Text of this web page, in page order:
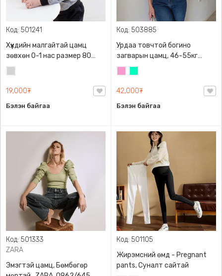
Код: 501241
Хүүхдийн малгайтай цамц
зөвхөн 0-1 нас размер 80
сонголттой
19,000₮
Бэлэн байгаа
Код: 503885
Урдаа товчтой богино
загварын цамц, 46-55кг
жинд таарна
42,000₮
Бэлэн байгаа
Код: 501333
ZARA
Эмэгтэй цамц, Бөмбөгөр
Код: 501105
Жирэмсний өмд - Pregnant
pants, Суналт сайтай